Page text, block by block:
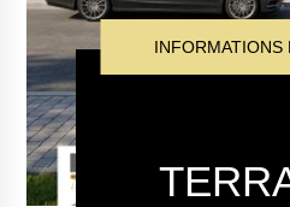
INFORMATIONS